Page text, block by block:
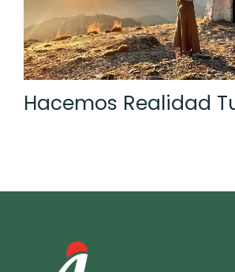
Hacemos Realidad